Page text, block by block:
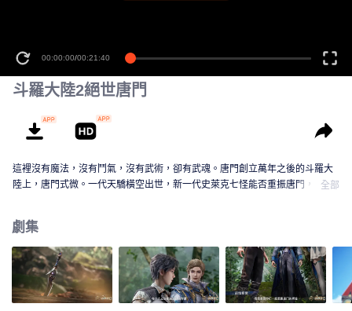
00:00:00/00:21:40
斗羅大陸2絕世唐門
這裡沒有魔法，沒有鬥氣，沒有武術，卻有武魂。唐門創立萬年之後的斗羅大
陸上，唐門式微。一代天驕橫空出世，新一代史萊克七怪能否重振唐門，譜寫
門能否重現輝煌？
全部
劇集